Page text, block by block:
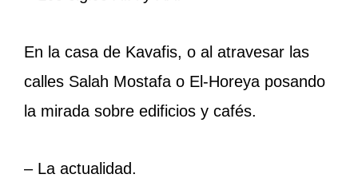
En la casa de Kavafis, o al atravesar las
calles Salah Mostafa o El-Horeya posando
la mirada sobre edificios y cafés.
– La actualidad.